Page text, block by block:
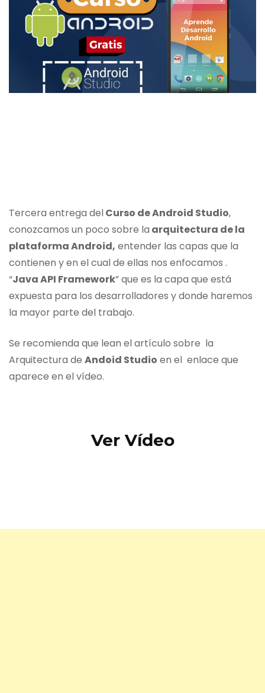
Tercera entrega delCurso de Android Studio,
conozcamos un poco sobre la arquitectura de la
plataforma Android, entender las capas que la
contienen y en el cual de ellas nos enfocamos .
“Java API Framework” que es la capa que está
expuesta para los desarrolladores y donde haremos
la mayor parte del trabajo.
Se recomienda que lean el artículo sobre la
Arquitectura de Andoid Studio en el enlace que
aparece en el vídeo.
Ver Vídeo